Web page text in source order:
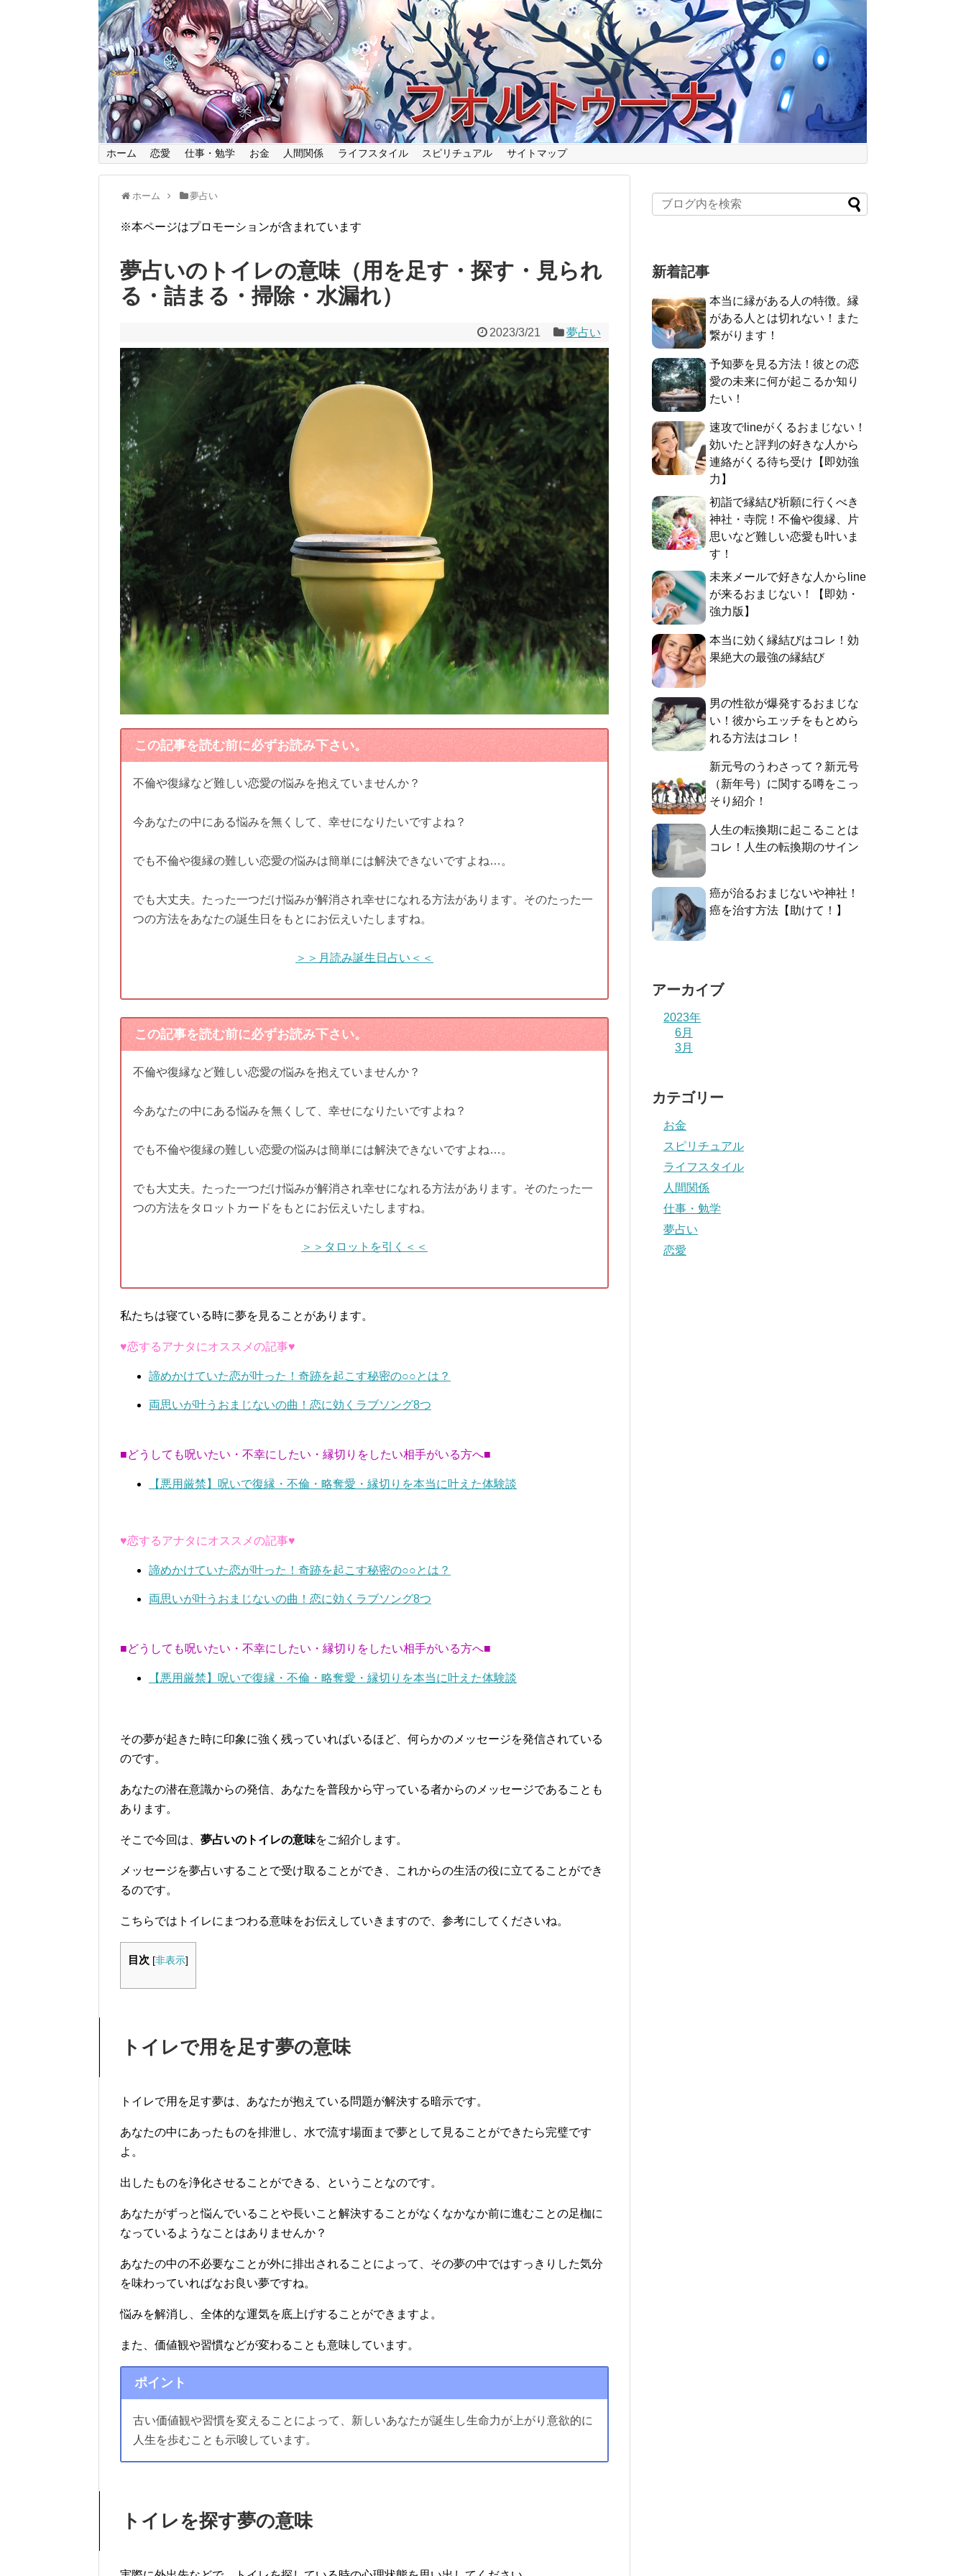
ホーム 恋愛 仕事・勉学 お金 人間関係 ライフスタイル スピリチュアル サイトマップ
ホーム 夢占い
※本ページはプロモーションが含まれています
夢占いのトイレの意味（用を足す・探す・見られ
る・詰まる・掃除・水漏れ）
2023/3/21 夢占い
この記事を読む前に必ずお読み下さい。
不倫や復縁など難しい恋愛の悩みを抱えていませんか？
今あなたの中にある悩みを無くして、幸せになりたいですよね？
でも不倫や復縁の難しい恋愛の悩みは簡単には解決できないですよね…。
でも大丈夫。たった一つだけ悩みが解消され幸せになれる方法があります。そのたった一
つの方法をあなたの誕生日をもとにお伝えいたしますね。
＞＞月読み誕生日占い＜＜
この記事を読む前に必ずお読み下さい。
不倫や復縁など難しい恋愛の悩みを抱えていませんか？
今あなたの中にある悩みを無くして、幸せになりたいですよね？
でも不倫や復縁の難しい恋愛の悩みは簡単には解決できないですよね…。
でも大丈夫。たった一つだけ悩みが解消され幸せになれる方法があります。そのたった一
つの方法をタロットカードをもとにお伝えいたしますね。
＞＞タロットを引く＜＜
私たちは寝ている時に夢を見ることがあります。
♥恋するアナタにオススメの記事♥
諦めかけていた恋が叶った！奇跡を起こす秘密の○○とは？
両思いが叶うおまじないの曲！恋に効くラブソング8つ
■どうしても呪いたい・不幸にしたい・縁切りをしたい相手がいる方へ■
【悪用厳禁】呪いで復縁・不倫・略奪愛・縁切りを本当に叶えた体験談
♥恋するアナタにオススメの記事♥
諦めかけていた恋が叶った！奇跡を起こす秘密の○○とは？
両思いが叶うおまじないの曲！恋に効くラブソング8つ
■どうしても呪いたい・不幸にしたい・縁切りをしたい相手がいる方へ■
【悪用厳禁】呪いで復縁・不倫・略奪愛・縁切りを本当に叶えた体験談
その夢が起きた時に印象に強く残っていればいるほど、何らかのメッセージを発信されている
のです。
あなたの潜在意識からの発信、あなたを普段から守っている者からのメッセージであることも
あります。
そこで今回は、 夢占いのトイレの意味をご紹介します。
メッセージを夢占いすることで受け取ることができ、これからの生活の役に立てることができ
るのです。
こちらではトイレにまつわる意味をお伝えしていきますので、参考にしてくださいね。
目次 [非表示]
トイレで用を足す夢の意味
トイレで用を足す夢は、あなたが抱えている問題が解決する暗示です。
あなたの中にあったものを排泄し、水で流す場面まで夢として見ることができたら完璧です
よ。
出したものを浄化させることができる、ということなのです。
あなたがずっと悩んでいることや長いこと解決することがなくなかなか前に進むことの足枷に
なっているようなことはありませんか？
あなたの中の不必要なことが外に排出されることによって、その夢の中ではすっきりした気分
を味わっていればなお良い夢ですね。
悩みを解消し、全体的な運気を底上げすることができますよ。
また、価値観や習慣などが変わることも意味しています。
ポイント
古い価値観や習慣を変えることによって、新しいあなたが誕生し生命力が上がり意欲的に
人生を歩むことも示唆しています。
トイレを探す夢の意味
新着記事
本当に縁がある人の特徴。縁
がある人とは切れない！また
繋がります！
予知夢を見る方法！彼との恋
愛の未来に何が起こるか知り
たい！
速攻でlineがくるおまじない！
効いたと評判の好きな人から
連絡がくる待ち受け【即効強
力】
初詣で縁結び祈願に行くべき
神社・寺院！不倫や復縁、片
思いなど難しい恋愛も叶いま
す！
未来メールで好きな人からline
が来るおまじない！【即効・
強力版】
本当に効く縁結びはコレ！効
果絶大の最強の縁結び
男の性欲が爆発するおまじな
い！彼からエッチをもとめら
れる方法はコレ！
新元号のうわさって？新元号
（新年号）に関する噂をこっ
そり紹介！
人生の転換期に起こることは
コレ！人生の転換期のサイン
癌が治るおまじないや神社！
癌を治す方法【助けて！】
アーカイブ
2023年
6月
3月
カテゴリー
お金
スピリチュアル
ライフスタイル
人間関係
仕事・勉学
夢占い
恋愛